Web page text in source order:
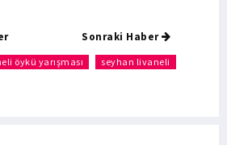
Sonraki Haber
öykü yarışması seyhan livaneli